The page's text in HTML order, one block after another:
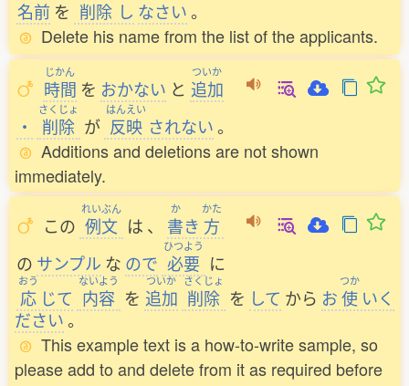
名前 を 削除 し なさい。
Delete his name from the list of the applicants.
じかん
時間 を おかない と
ついか
追加
・
さくじょ
削除 が
はんえい
反映 されない。
Additions and deletions are not shown
immediately.
この
れいぶん
例文 は 、
か
書き
かた
方
の サンプル な ので
ひつよう
必要 に
おう
応 じて
ないよう
内容 を
ついか
追加
さくじょ
削除 を して から お
つか
使 いく
ださい。
This example text is a how-to-write sample, so
please add to and delete from it as required before